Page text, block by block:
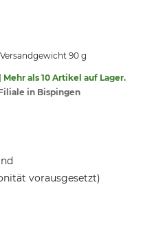
Versandgewicht 90 g
als 10 Artikel auf Lager.
in Bispingen
vorausgesetzt)